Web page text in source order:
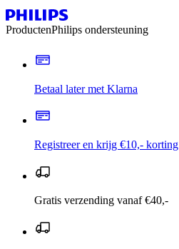
ProductenPhilips ondersteuning
Betaal later met Klarna
Registreer en krijg €10,- korting
Gratis verzending vanaf €40,-